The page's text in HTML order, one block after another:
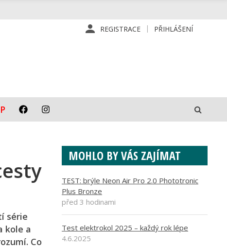
REGISTRACE PŘIHLÁŠENÍ
série
kole a
Co
MOHLO BY VÁS ZAJÍMAT
TEST: brýle Neon Air Pro 2.0 Phototronic
Plus Bronze
před 3 hodinami
Test elektrokol 2025 – každý rok lépe
4.6.2025